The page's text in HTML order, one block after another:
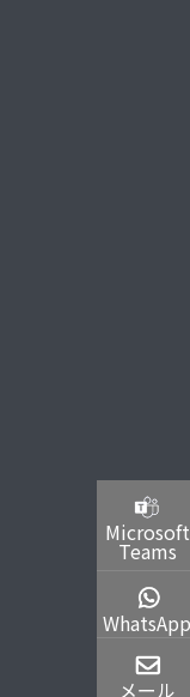
Microsoft
Teams
WhatsApp
メール